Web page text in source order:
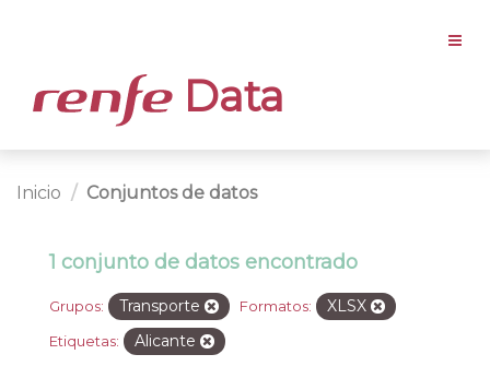
Data
Inicio Conjuntos de datos
1 conjunto de datos encontrado
Grupos: Transporte Formatos: XLSX
Etiquetas: Alicante